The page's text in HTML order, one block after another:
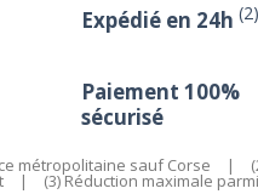
Expédié en 24h (2)
Paiement 100%
sécurisé
métropolitaine sauf Corse |
| (3) Réduction maximale